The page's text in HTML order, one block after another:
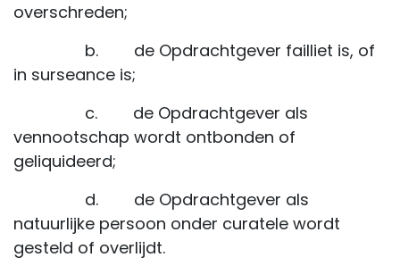
overschreden;
​ b. de Opdrachtgever failliet is, of
in surseance is;
​ c. de Opdrachtgever als
vennootschap wordt ontbonden of
geliquideerd;
​ d. de Opdrachtgever als
natuurlijke persoon onder curatele wordt
gesteld of overlijdt.